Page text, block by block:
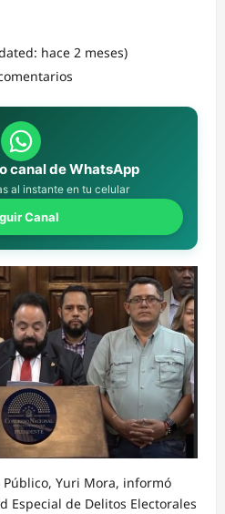
hace 2 meses)
canal de WhatsApp
al instante en tu celular
Canal
Yuri Mora, informó
Especial de Delitos Electorales